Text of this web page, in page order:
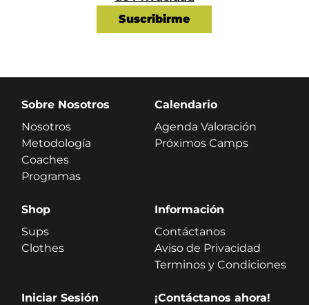
Sobre Nosotros
Nosotros
Metodología
Coaches
Programas
Calendario
Agenda Valoración
Próximos Camps
Shop
Sups
Clothes
Información
Contáctanos
Aviso de Privacidad
Terminos y Condiciones
Iniciar Sesión ¡Contáctanos ahora!